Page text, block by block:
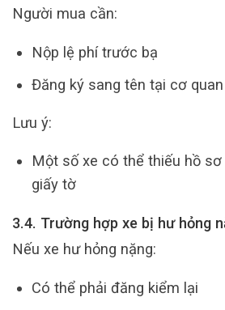
Người mua cần:
Nộp lệ phí trước bạ
Đăng ký sang tên tại cơ
Lưu ý:
Một số xe có thể thiếu hồ
giấy tờ
3.4. Trường hợp xe bị hư hỏng
Nếu xe hư hỏng nặng:
Có thể phải đăng kiểm lại